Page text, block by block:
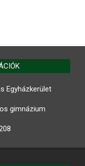
Egyházkerület
gimnázium